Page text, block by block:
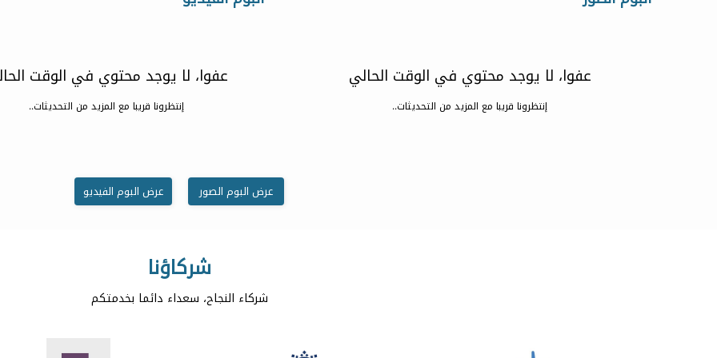
عفوا، لا يوجد محتوي في الوقت الحالي
إنتظرونا قريبا مع المزيد من التحديثات..
عفوا، لا يوجد محتوي في الوقت
إنتظرونا قريبا مع المزيد من التحديثات..
عرض البوم الصور عرض البوم الفيديو
شركاؤنا
شركاء النجاح، سعداء دائما بخدمتكم